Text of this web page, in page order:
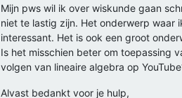
Mijn pws wil ik over wiskunde gaan
niet te lastig zijn. Het onderwerp waar
interessant. Het is ook een groot
Is het misschien beter om toepassing
volgen van lineaire algebra op
Alvast bedankt voor je hulp,